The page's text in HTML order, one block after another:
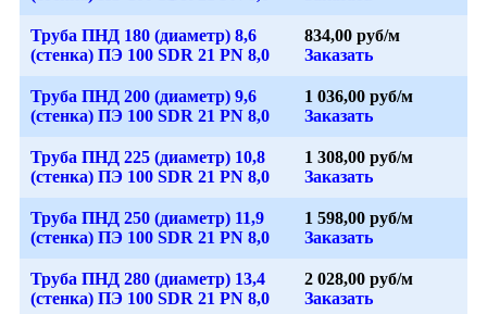
Труба ПНД 180 (диаметр) 8,6
(стенка) ПЭ 100 SDR 21 PN 8,0
834,00 руб/м
Заказать
Труба ПНД 200 (диаметр) 9,6
(стенка) ПЭ 100 SDR 21 PN 8,0
1 036,00 руб/м
Заказать
Труба ПНД 225 (диаметр) 10,8
(стенка) ПЭ 100 SDR 21 PN 8,0
1 308,00 руб/м
Заказать
Труба ПНД 250 (диаметр) 11,9
(стенка) ПЭ 100 SDR 21 PN 8,0
1 598,00 руб/м
Заказать
Труба ПНД 280 (диаметр) 13,4
(стенка) ПЭ 100 SDR 21 PN 8,0
2 028,00 руб/м
Заказать